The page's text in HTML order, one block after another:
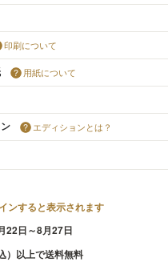
印刷について
用紙について
エディションとは？
ンすると表示されます
22日～8月27日
）以上で送料無料